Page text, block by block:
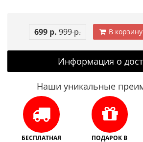
699 р. 999 р. В корзину
Информация о
Наши уникальные
БЕСПЛАТНАЯ
ПОДАРОК В